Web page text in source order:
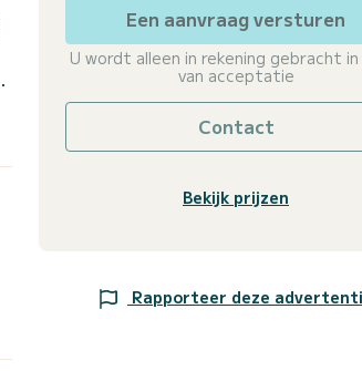
Een aanvraag versturen
U wordt alleen in rekening gebracht in
van acceptatie
Contact
Bekijk prijzen
Rapporteer deze